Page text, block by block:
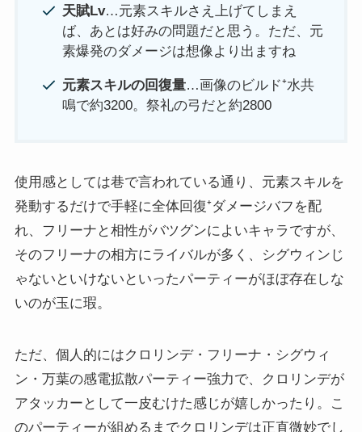
天賦Lv…元素スキルさえ上げてしまえ
ば、あとは好みの問題だと思う。ただ、元
素爆発のダメージは想像より出ますね
元素スキルの回復量…画像のビルド⁺水共
鳴で約3200。祭礼の弓だと約2800
使用感としては巷で言われている通り、元素スキルを
発動するだけで手軽に全体回復⁺ダメージバフを配
れ、フリーナと相性がバツグンによいキャラですが、
そのフリーナの相方にライバルが多く、シグウィンじ
ゃないといけないといったパーティーがほぼ存在しな
いのが玉に瑕。
ただ、個人的にはクロリンデ・フリーナ・シグウィ
ン・万葉の感電拡散パーティー強力で、クロリンデが
アタッカーとして一皮むけた感じが嬉しかったり。こ
のパーティーが組めるまでクロリンデは正直微妙でし